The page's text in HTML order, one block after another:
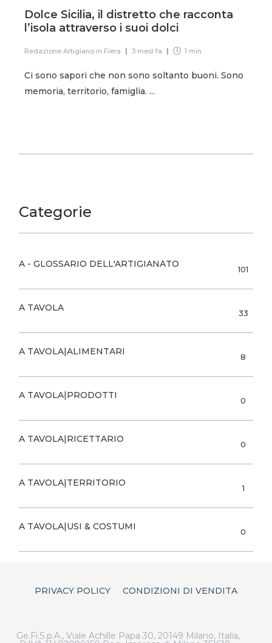
Dolce Sicilia, il distretto che racconta
l’isola attraverso i suoi dolci
Redazione Artigiano in Fiera 3 mesi fa 1 min
Ci sono sapori che non sono soltanto buoni. Sono
memoria, territorio, famiglia. ...
Categorie
A - GLOSSARIO DELL'ARTIGIANATO 101
A TAVOLA 33
A TAVOLA|ALIMENTARI 8
A TAVOLA|PRODOTTI 0
A TAVOLA|RICETTARIO 0
A TAVOLA|TERRITORIO 1
A TAVOLA|USI & COSTUMI 0
Ge.Fi.S.p.A., Viale Achille Papa 30, 20149 Milano, Italia,
PRIVACY POLICY CONDIZIONI DI VENDITA